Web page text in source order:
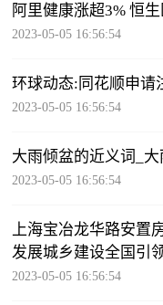
阿里健康涨超3% 恒
2023-05-05 16:56:54
环球动态:同花顺申请
2023-05-05 16:56:54
大雨倾盆的近义词_
2023-05-05 16:56:54
上海宝冶龙华路安置
发展城乡建设全国引
项目_环球新动态
2023-05-05 16:56:54